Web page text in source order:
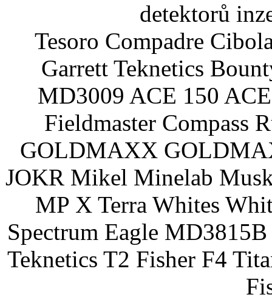
detektorů
Tesoro Compadre
Garrett Teknetics
MD3009 ACE 150
Fieldmaster Compass
GOLDMAXX
JOKR Mikel Minelab
MP X Terra Whites
Spectrum Eagle
Teknetics T2 Fisher F4